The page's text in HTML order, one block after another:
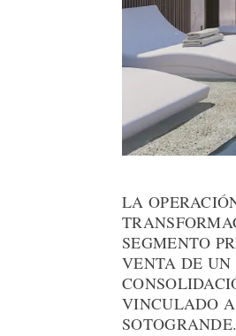
LA
SEGMENTO
VENTA DE UN
VINCULADO
SOTOGRANDE.